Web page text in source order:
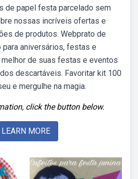
de papel festa parcelado sem
nossas incríveis ofertas e
de produtos. Webprato de
aniversários, festas e
de suas festas e eventos
descartáveis. Favoritar kit 100
e mergulhe na magia.
click the button below.
LEARN MORE